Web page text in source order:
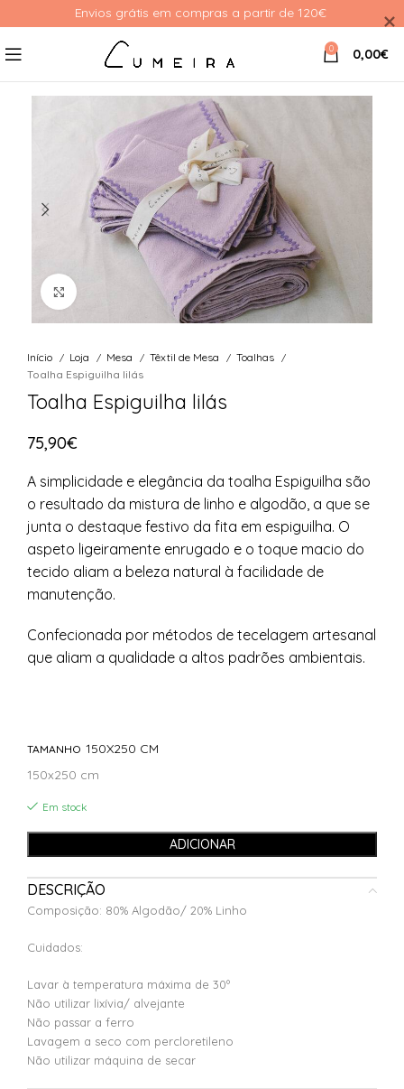
0 0,00€
Início Loja Mesa Têxtil de Mesa
Toalhas
Toalha Espiguilha lilás
Toalha Espiguilha lilás
75,90€
A simplicidade e elegância da toalha Espiguilha são
o resultado da mistura de linho e algodão, a que se
junta o destaque festivo da fita em espiguilha. O
aspeto ligeiramente enrugado e o toque macio do
tecido aliam a beleza natural à facilidade de
manutenção.
Confecionada por métodos de tecelagem artesanal
que aliam a qualidade a altos padrões ambientais.
TAMANHO 150X250 CM
150x250 cm
Em stock
ADICIONAR
DESCRIÇÃO
Composição: 80% Algodão/ 20% Linho
Cuidados:
Lavar à temperatura máxima de 30º
Não utilizar lixívia/ alvejante
Não passar a ferro
Lavagem a seco com percloretileno
Não utilizar máquina de secar
Envios grátis em compras a partir de 120€